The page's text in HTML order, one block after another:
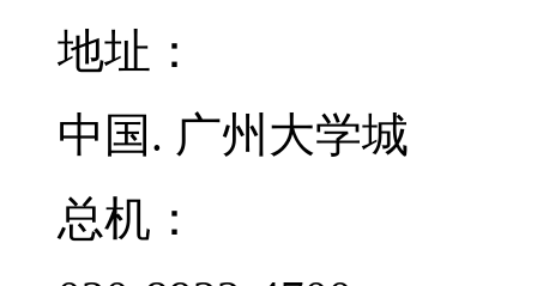
地址：
中国. 广州大学城
总机：